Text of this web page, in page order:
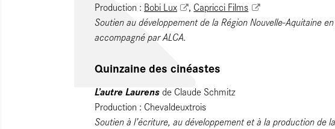
Production : Bobi Lux , Capricci Films
Soutien au développement de la Région Nouvelle-Aquitaine
accompagné par ALCA.
Quinzaine des cinéastes
L’autre Laurensde Claude Schmitz
Production : Chevaldeuxtrois
Soutien à l’écriture, au développement et à la production de